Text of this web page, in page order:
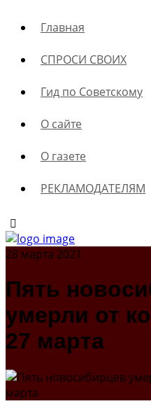
Главная
СПРОСИ СВОИХ
Гид по Советскому
О сайте
О газете
РЕКЛАМОДАТЕЛЯМ
28 марта 2021
Пять
умерли от
27 марта